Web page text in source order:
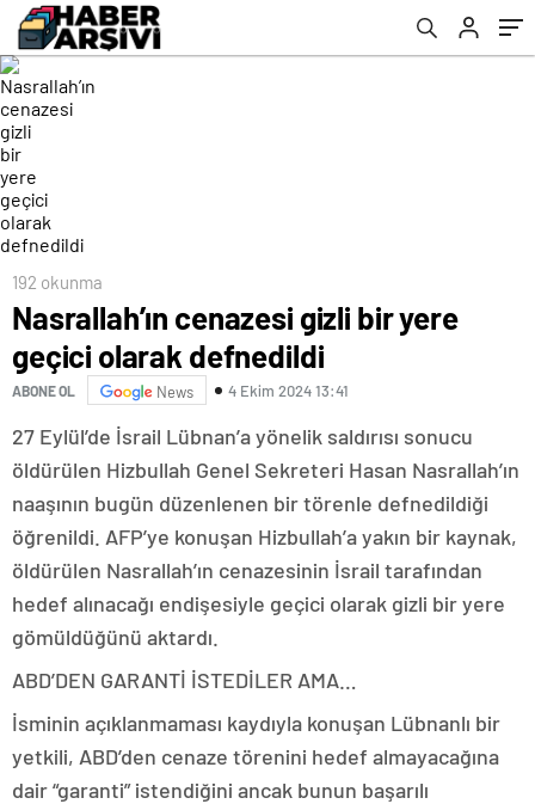
192 okunma
Nasrallah’ın cenazesi gizli bir yere
geçici olarak defnedildi
ABONE OL News 4 Ekim 2024 13:41
27 Eylül’de İsrail Lübnan’a yönelik saldırısı sonucu
öldürülen Hizbullah Genel Sekreteri Hasan Nasrallah’ın
naaşının bugün düzenlenen bir törenle defnedildiği
öğrenildi. AFP’ye konuşan Hizbullah’a yakın bir kaynak,
öldürülen Nasrallah’ın cenazesinin İsrail tarafından
hedef alınacağı endişesiyle geçici olarak gizli bir yere
gömüldüğünü aktardı.
ABD’DEN GARANTİ İSTEDİLER AMA…
İsminin açıklanmaması kaydıyla konuşan Lübnanlı bir
yetkili, ABD’den cenaze törenini hedef almayacağına
dair “garanti” istendiğini ancak bunun başarılı